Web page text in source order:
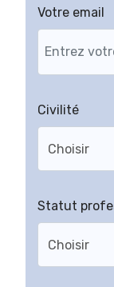
Votre email
Civilité
Statut